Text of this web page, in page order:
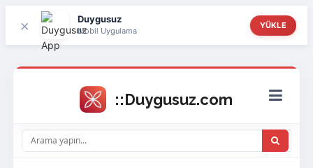
× Duygusuz
Mobil Uygulama
YÜKLE